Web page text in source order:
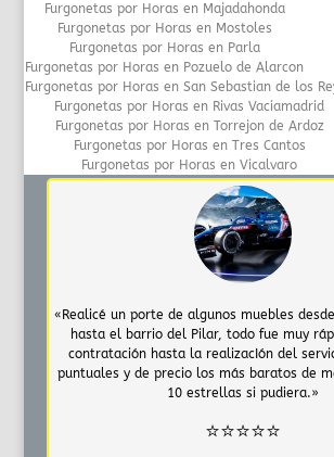
Furgonetas por Horas en Majadahonda
Furgonetas por Horas en Mostoles
Furgonetas por Horas en Parla
Furgonetas por Horas en Pozuelo de Alarcon
Furgonetas por Horas en San Sebastian de los
Furgonetas por Horas en Rivas Vaciamadrid
Furgonetas por Horas en Torrejon de Ardoz
Furgonetas por Horas en Tres Cantos
Furgonetas por Horas en Vicalvaro
«Realicé un porte de algunos muebles
hasta el barrio del Pilar, todo fue muy
contratación hasta la realizacIón del
puntuales y de precio los más baratos de
10 estrellas si pudiera.»
⭐⭐⭐⭐⭐